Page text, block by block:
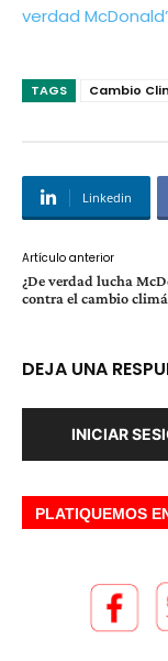
verdad
TAGS Cambio
Linkedin
Artículo anterior
¿De verdad lucha
contra el cambio
DEJA UNA
INICIAR
PLATIQUEMOS